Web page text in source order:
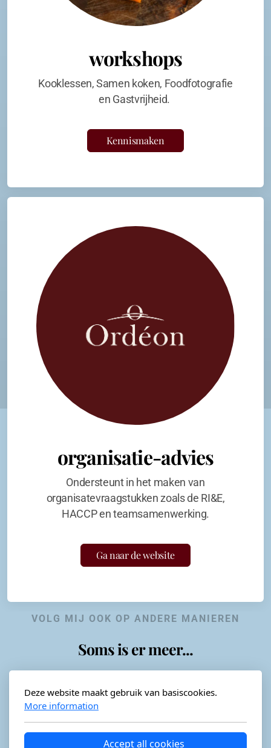
workshops
Kooklessen, Samen koken, Foodfotografie
en Gastvrijheid.
Kennismaken
organisatie-advies
Ondersteunt in het maken van
organisatevraagstukken zoals de RI&E,
HACCP en teamsamenwerking.
Ga naar de website
VOLG MIJ OOK OP ANDERE MANIEREN
Soms is er meer...
Horeca-advies
Deze website maakt gebruik van basiscookies.
More information
Accept all cookies